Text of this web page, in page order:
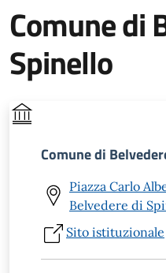
Comune di
Spinello
Comune di
Piazza Carlo
Belvedere di
Sito istituzionale